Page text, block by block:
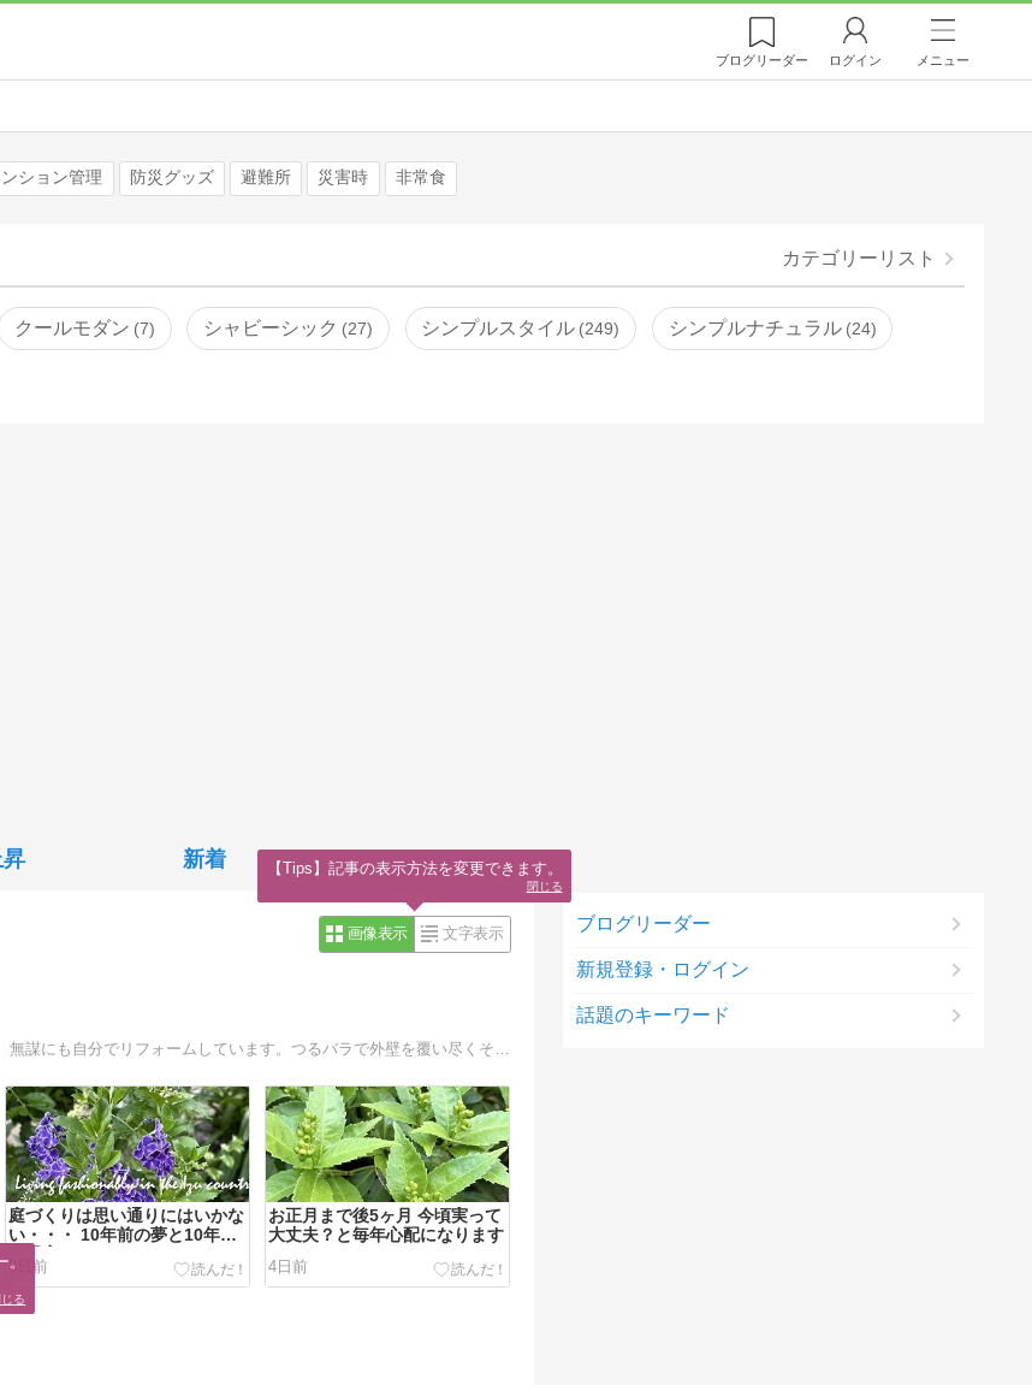
ブログリーダー ログイン メニュー
ション管理 防災グッズ 避難所 災害時 非常食
カテゴリーリスト
クールモダン 7 シャビーシック 27 シンプルスタイル 249 シンプルナチュラル 24
新着
画像表示 文字表示
庭づくりは思い通りにはいかな
い・・・ 10年前の夢と10年後
の現実
3日前
お正月まで後5ヶ月 今頃実って
大丈夫？と毎年心配になります
4日前
ブログリーダー
新規登録・ログイン
話題のキーワード
る
【Tips】記事の表示方法を変更できます。
閉じる